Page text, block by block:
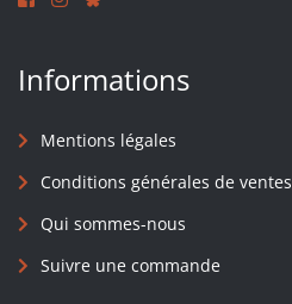
Informations
Mentions légales
Conditions générales de ventes
Qui sommes-nous
Suivre une commande